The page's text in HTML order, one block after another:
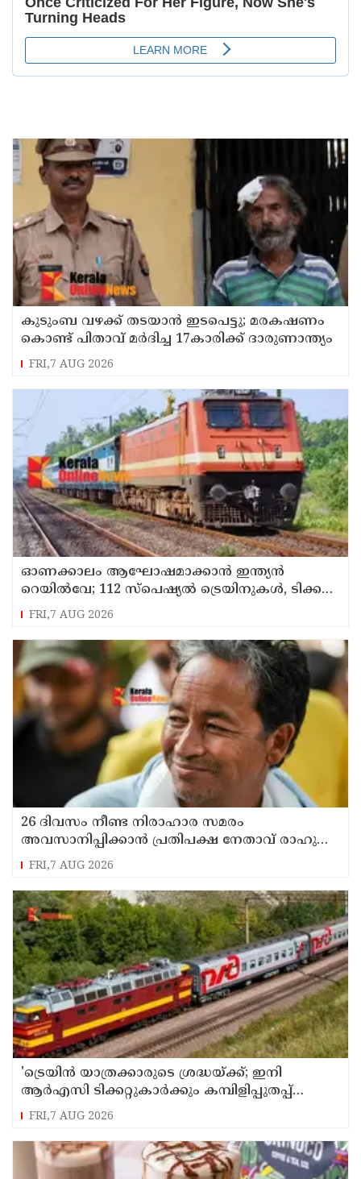
കുടുംബ വഴക്ക് തടയാന്‍ ഇടപെട്ടു; മരകഷണം
കൊണ്ട് പിതാവ് മർദിച്ച 17കാരിക്ക് ദാരുണാന്ത്യം
FRI,7 AUG 2026
ഓണക്കാലം ആഘോഷമാക്കാൻ ഇന്ത്യൻ
റെയിൽവേ; 112 സ്പെഷ്യൽ ട്രെയിനുകൾ, ടിക്കറ്റ്
ബുക്കിംഗുകൾ ഉടൻ ആരംഭിക്കും
FRI,7 AUG 2026
26 ദിവസം നീണ്ട നിരാഹാര സമരം
അവസാനിപ്പിക്കാൻ പ്രതിപക്ഷ നേതാവ് രാഹുൽ
ഗാന്ധിയുടെ സഹായം തേടിയിരുന്നു ; സോനം
FRI,7 AUG 2026
'ട്രെയിൻ യാത്രക്കാരുടെ ശ്രദ്ധയ്ക്ക്‌; ഇനി
ആർഎസി ടിക്കറ്റുകാർക്കും കമ്പിളിപ്പുതപ്പ്
ലഭിക്കും
FRI,7 AUG 2026